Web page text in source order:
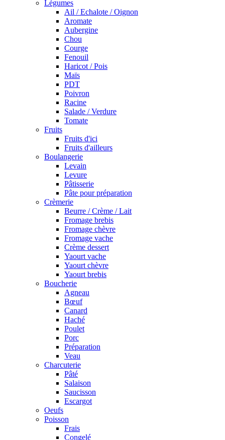
Légumes
Ail / Echalote / Oignon
Aromate
Aubergine
Chou
Courge
Fenouil
Haricot / Pois
Maïs
PDT
Poivron
Racine
Salade / Verdure
Tomate
Fruits
Fruits d'ici
Fruits d'ailleurs
Boulangerie
Levain
Levure
Pâtisserie
Pâte pour préparation
Crèmerie
Beurre / Crème / Lait
Fromage brebis
Fromage chèvre
Fromage vache
Crème dessert
Yaourt vache
Yaourt chèvre
Yaourt brebis
Boucherie
Agneau
Bœuf
Canard
Haché
Poulet
Porc
Préparation
Veau
Charcuterie
Pâté
Salaison
Saucisson
Escargot
Oeufs
Poisson
Frais
Congelé